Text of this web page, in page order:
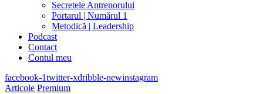
Secretele Antrenorului
Portarul | Numărul 1
Metodică | Leadership
Podcast
Contact
Contul meu
facebook-1twitter-xdribble-newinstagram
Articole Premium